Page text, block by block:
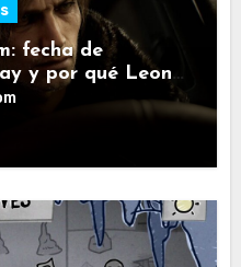
fecha de
y por qué Leon
en modo